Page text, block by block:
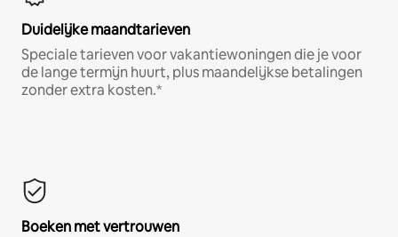
Duidelijke maandtarieven
Speciale tarieven voor vakantiewoningen die je voor
de lange termijn huurt, plus maandelijkse betalingen
zonder extra kosten.*
Boeken met vertrouwen